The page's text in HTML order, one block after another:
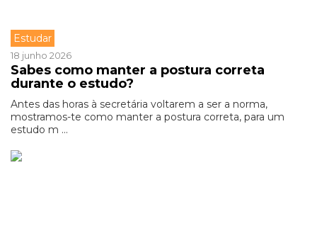
Estudar
18 junho 2026
Sabes como manter a postura correta
durante o estudo?
Antes das horas à secretária voltarem a ser a norma,
mostramos-te como manter a postura correta, para um
estudo m ...